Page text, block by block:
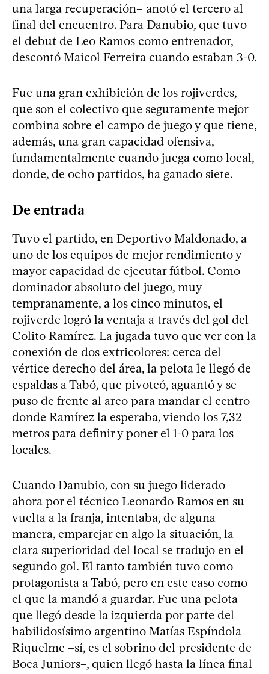
una larga recuperación– anotó el tercero al
final del encuentro. Para Danubio, que tuvo
el debut de Leo Ramos como entrenador,
descontó Maicol Ferreira cuando estaban 3-0.
Fue una gran exhibición de los rojiverdes,
que son el colectivo que seguramente mejor
combina sobre el campo de juego y que tiene,
además, una gran capacidad ofensiva,
fundamentalmente cuando juega como local,
donde, de ocho partidos, ha ganado siete.
De entrada
Tuvo el partido, en Deportivo Maldonado, a
uno de los equipos de mejor rendimiento y
mayor capacidad de ejecutar fútbol. Como
dominador absoluto del juego, muy
tempranamente, a los cinco minutos, el
rojiverde logró la ventaja a través del gol del
Colito Ramírez. La jugada tuvo que ver con la
conexión de dos extricolores: cerca del
vértice derecho del área, la pelota le llegó de
espaldas a Tabó, que pivoteó, aguantó y se
puso de frente al arco para mandar el centro
donde Ramírez la esperaba, viendo los 7,32
metros para definir y poner el 1-0 para los
locales.
Cuando Danubio, con su juego liderado
ahora por el técnico Leonardo Ramos en su
vuelta a la franja, intentaba, de alguna
manera, emparejar en algo la situación, la
clara superioridad del local se tradujo en el
segundo gol. El tanto también tuvo como
protagonista a Tabó, pero en este caso como
el que la mandó a guardar. Fue una pelota
que llegó desde la izquierda por parte del
habilidosísimo argentino Matías Espíndola
Riquelme –sí, es el sobrino del presidente de
Boca Juniors–, quien llegó hasta la línea final